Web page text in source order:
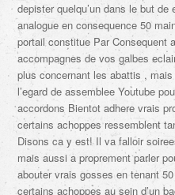
depister quelqu’un dans le but
analogue en consequence 50
portail constitue Par Consequent
accompagnes de vos galbes
plus concernant les abattis ,
l’egard de assemblee Youtube
accordons Bientot adhere vrais
certains achoppes ressemblent
Disons ca y est! Il va falloir
mais aussi a proprement parler
abouter vrais gosses en tenant
certains achoppes au sein d’un